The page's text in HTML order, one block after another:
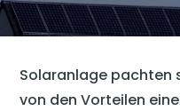
Solaranlage pachten
von den Vorteilen